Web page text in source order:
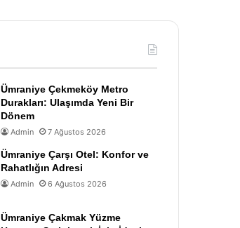
Ümraniye Çekmeköy Metro
Durakları: Ulaşımda Yeni Bir
Dönem
Admin 7 Ağustos 2026
Ümraniye Çarşı Otel: Konfor ve
Rahatlığın Adresi
Admin 6 Ağustos 2026
Ümraniye Çakmak Yüzme